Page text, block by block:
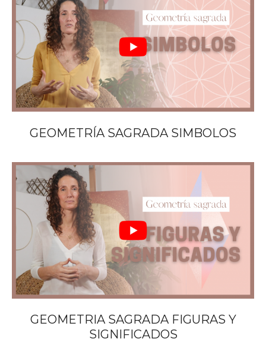
GEOMETRÍA SAGRADA SIMBOLOS
GEOMETRIA SAGRADA FIGURAS Y
SIGNIFICADOS